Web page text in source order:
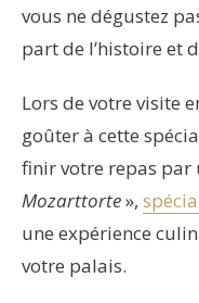
vous ne dégustez
part de l’histoire et
Lors de votre visite
goûter à cette
finir votre repas par
Mozarttorte»,
une expérience
votre palais.